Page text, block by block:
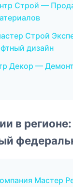
Строй —
Строй
дизайн
Декор —
в
Мастер